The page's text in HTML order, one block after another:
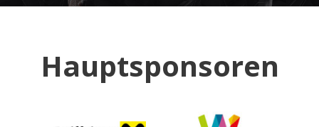
Hauptsponsoren